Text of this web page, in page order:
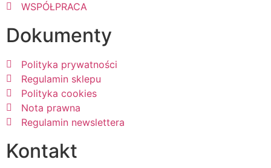
WSPÓŁPRACA
Dokumenty
Polityka prywatności
Regulamin sklepu
Polityka cookies
Nota prawna
Regulamin newslettera
Kontakt